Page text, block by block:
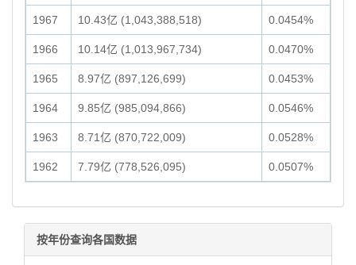
1967 10.43亿 (1,043,388,518) 0.0454%
1966 10.14亿 (1,013,967,734) 0.0470%
1965 8.97亿 (897,126,699) 0.0453%
1964 9.85亿 (985,094,866) 0.0546%
1963 8.71亿 (870,722,009) 0.0528%
1962 7.79亿 (778,526,095) 0.0507%
按年份查询各国数据